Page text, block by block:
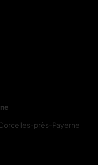
près-Payerne